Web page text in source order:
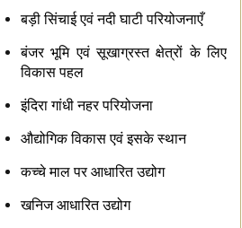
बड़ी सिंचाई एवं नदी घाटी परियोजनाएँ
बंजर भूमि एवं सूखाग्रस्त क्षेत्रों के लिए
विकास पहल
इंदिरा गांधी नहर परियोजना
औद्योगिक विकास एवं इसके स्थान
कच्चे माल पर आधारित उद्योग
खनिज आधारित उद्योग